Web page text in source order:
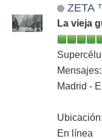
ZETA
La vieja
Madrid -
En línea